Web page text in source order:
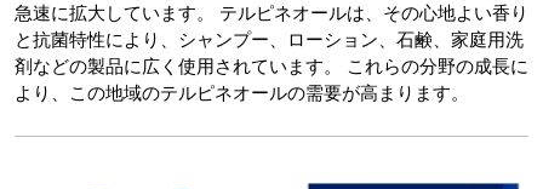
急速に拡大しています。 テルピネオールは、その心地よい香り
と抗菌特性により、シャンプー、ローション、石鹸、家庭用洗
剤などの製品に広く使用されています。 これらの分野の成長に
より、この地域のテルピネオールの需要が高まります。